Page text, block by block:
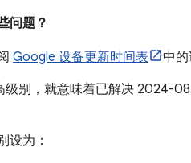
问题？
Google 设备更新时间表
中
别，就意味着已解决 2024-
设为：